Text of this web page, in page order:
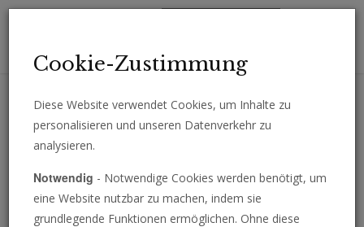
Erhalten Sie wichtige Analysen, Kommentare und Nachrichten
Cookie-Zustimmung
Diese Website verwendet Cookies, um Inhalte zu
personalisieren und unseren Datenverkehr zu
analysieren.
Notwendig - Notwendige Cookies werden benötigt, um
eine Website nutzbar zu machen, indem sie
grundlegende Funktionen ermöglichen. Ohne diese